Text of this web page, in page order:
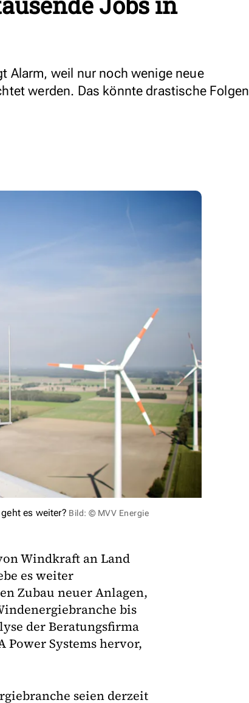
Alarm, weil nur noch wenige neue
werden. Das könnte drastische Folgen
es weiter? Bild: © MVV Energie
Windkraft an Land
es weiter
Zubau neuer Anlagen,
bis
der Beratungsfirma
Power Systems hervor,
seien derzeit